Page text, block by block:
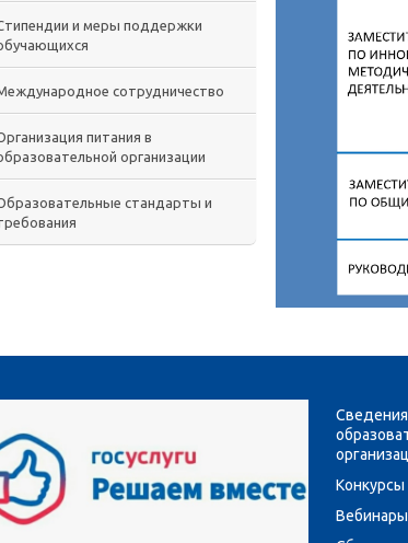
и меры поддержки
сотрудничество
питания в
организации
стандарты и
Конкурсы
Вебинары